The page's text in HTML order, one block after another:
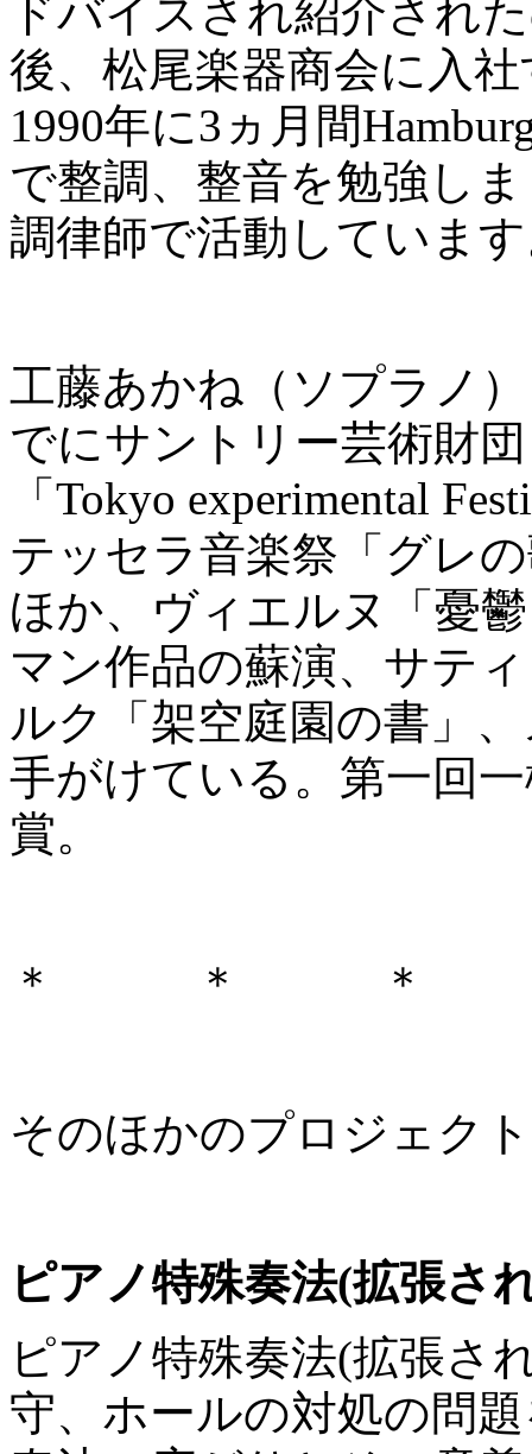
ドバイスされ紹介され
後、松尾楽器商会に入
1990年に3ヵ月間
で整調、整音を勉強し
調律師で活動していま
工藤あかね（ソプラノ
でにサントリー芸術財
「Tokyo experimental
テッセラ音楽祭「グレ
ほか、ヴィエルヌ「憂
マン作品の蘇演、サテ
ルク「架空庭園の書」
手がけている。第一回
賞。
＊ ＊ ＊
そのほかのプロジェクト
ピアノ特殊奏法(拡張さ
ピアノ特殊奏法(拡張さ
守、ホールの対処の問